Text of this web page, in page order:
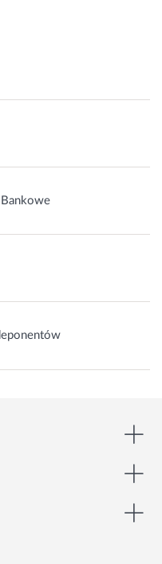
Bankowe